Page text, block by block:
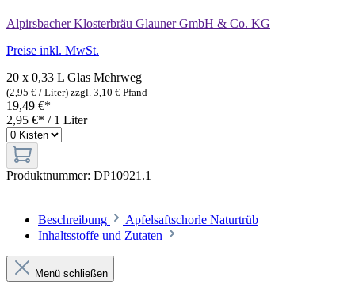
Alpirsbacher Klosterbräu Glauner GmbH & Co. KG
Preise inkl. MwSt.
20 x 0,33 L Glas Mehrweg
(2,95 € / Liter) zzgl. 3,10 € Pfand
19,49 €*
2,95 €* / 1 Liter
Produktnummer: DP10921.1
Beschreibung
Apfelsaftschorle Naturtrüb
Inhaltsstoffe und Zutaten
Menü schließen